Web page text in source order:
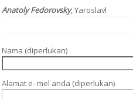
Anatoly Fedorovsky, Yaroslavl
Nama (diperlukan)
Alamat e- mel anda (diperlukan)